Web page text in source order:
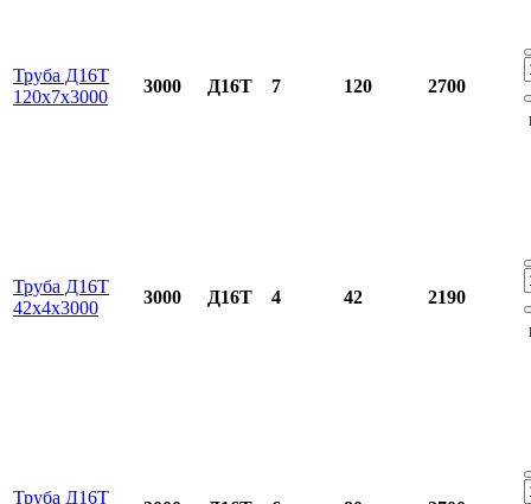
Труба Д16Т
120х7х3000
3000 Д16Т 7 120
2700
Труба Д16Т
42х4х3000
3000 Д16Т 4 42
2190
Труба Д16Т